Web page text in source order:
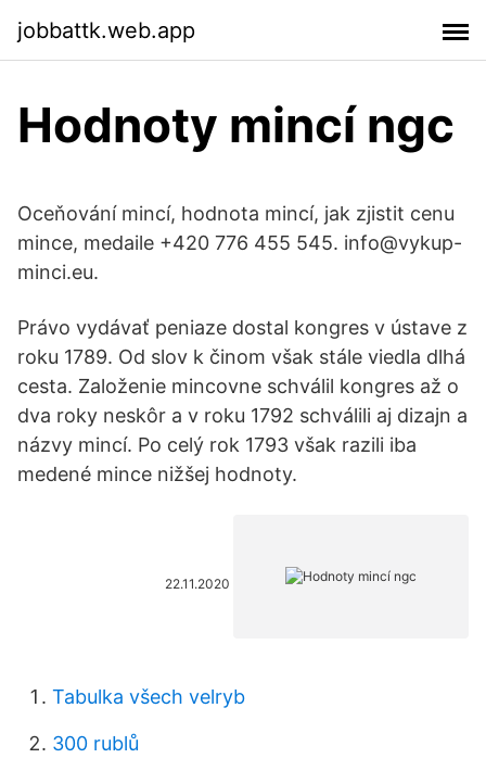
jobbattk.web.app
Hodnoty mincí ngc
Oceňování mincí, hodnota mincí, jak zjistit cenu
mince, medaile +420 776 455 545. info@vykup-
minci.eu.
Právo vydávať peniaze dostal kongres v ústave z
roku 1789. Od slov k činom však stále viedla dlhá
cesta. Založenie mincovne schválil kongres až o
dva roky neskôr a v roku 1792 schválili aj dizajn a
názvy mincí. Po celý rok 1793 však razili iba
medené mince nižšej hodnoty.
22.11.2020
Tabulka všech velryb
300 rublů